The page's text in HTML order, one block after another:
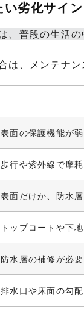
劣化サイン
、普段の生活の
は、メンテナン
表面の保護機能が
歩行や紫外線で摩
表面だけか、防水
トップコートや下
防水層の補修が必
排水口や床面の勾